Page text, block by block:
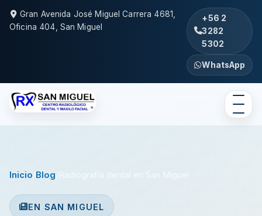
Gran Avenida José Miguel Carrera 4681,
Oficina 404, San Miguel
+56 2
3282
5302
WhatsApp
Inicio/Blog/Radiografía dental en San Miguel
EN SAN MIGUEL